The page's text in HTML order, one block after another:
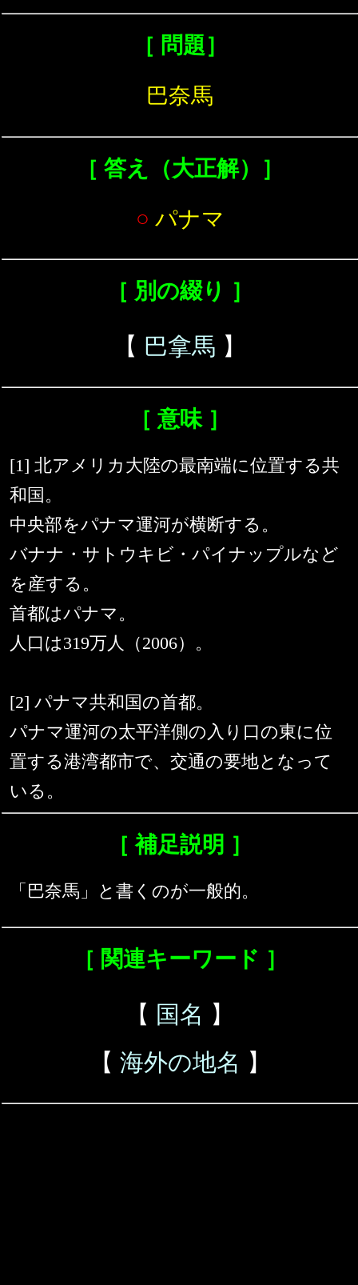
［ 問題］
巴奈馬
［ 答え（大正解）］
○ パナマ
［ 別の綴り ］
【 巴拿馬 】
［ 意味 ］
[1] 北アメリカ大陸の最南端に位置する共
和国。
中央部をパナマ運河が横断する。
バナナ・サトウキビ・パイナップルなど
を産する。
首都はパナマ。
人口は319万人（2006）。
[2] パナマ共和国の首都。
パナマ運河の太平洋側の入り口の東に位
置する港湾都市で、交通の要地となって
いる。
［ 補足説明 ］
「巴奈馬」と書くのが一般的。
［ 関連キーワード ］
【 国名 】
【 海外の地名 】